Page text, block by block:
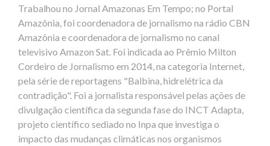
Trabalhou no Jornal Amazonas Em Tempo; no Portal
Amazônia, foi coordenadora de jornalismo na rádio CBN
Amazônia e coordenadora de jornalismo no canal
televisivo Amazon Sat. Foi indicada ao Prêmio Milton
Cordeiro de Jornalismo em 2014, na categoria Internet,
pela série de reportagens "Balbina, hidrelétrica da
contradição". Foi a jornalista responsável pelas ações de
divulgação científica da segunda fase do INCT Adapta,
projeto científico sediado no Inpa que investiga o
impacto das mudanças climáticas nos organismos